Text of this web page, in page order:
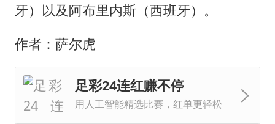
牙）以及阿布里内斯（西班牙）。
作者：萨尔虎
足彩24连红赚不停
用人工智能精选比赛，红单更轻松